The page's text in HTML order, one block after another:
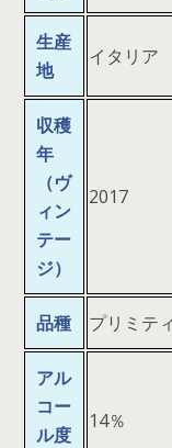
生産
地
イタリア
収穫
年
（ヴ
ィン
テー
ジ）
2017
品種 プリミテ
アル
コー
ル度
14％